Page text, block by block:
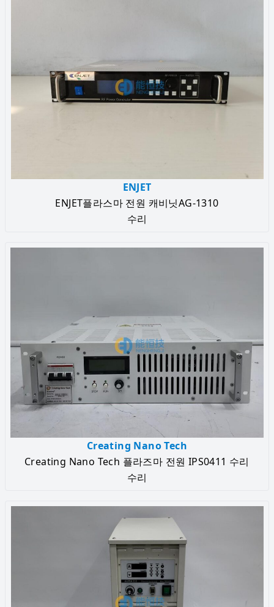
ENJET
ENJET플라스마 전원 캐비닛AG-1310
수리
Creating Nano Tech
Creating Nano Tech 플라즈마 전원 IPS0411 수리
수리